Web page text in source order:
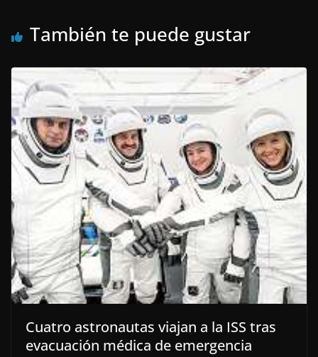
También te puede gustar
Cuatro astronautas viajan a la ISS tras
evacuación médica de emergencia